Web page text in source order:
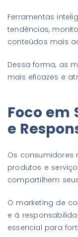
Ferramentas
tendências,
conteúdos mais
Dessa forma, as
mais eficazes e
Foco
e
Os
produtos e
compartilhem
O marketing de
e à
essencial para